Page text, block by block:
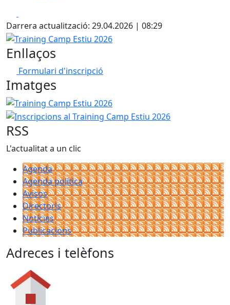
Darrera actualització: 29.04.2026 | 08:29
Training Camp Estiu 2026
Enllaços
Formulari d'inscripció
Imatges
Training Camp Estiu 2026 Inscripcions al Training Camp
RSS
L'actualitat a un clic
Agenda
Agenda política
Avisos
Directoris
Notícies
Publicacions
Adreces i telèfons